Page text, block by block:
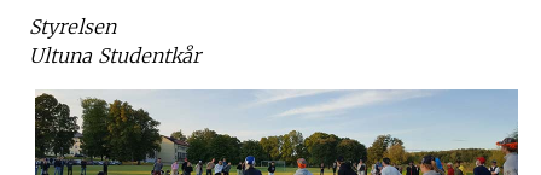
Styrelsen
Ultuna Studentkår